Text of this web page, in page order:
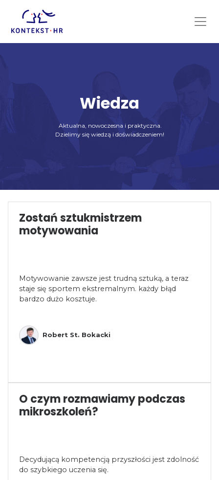
content
Wiedza
Aktualna, nowoczesna i praktyczna.
Dzielimy się wiedzą i doświadczeniem!
Zostań sztukmistrzem
motywowania
Motywowanie zawsze jest trudną sztuką, a teraz
staje się sportem ekstremalnym. każdy błąd
bardzo dużo kosztuje.
Robert St. Bokacki
O czym rozmawiamy podczas
mikroszkoleń?
Decydującą kompetencją przyszłości jest zdolność
do szybkiego uczenia się.